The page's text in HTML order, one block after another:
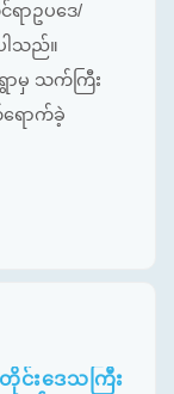
ရာဥပဒေ/
ါသည်။
ရွာမှ သက်ကြီး
ရောက်ခဲ့
င်းဒေသကြီး